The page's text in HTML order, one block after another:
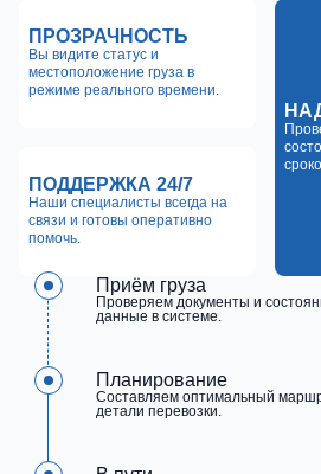
ПРОЗРАЧНОСТЬ
Вы видите статус и
местоположение груза в
режиме реального времени.
ПОДДЕРЖКА 24/7
Наши специалисты всегда на
связи и готовы оперативно
помочь.
Приём груза
Проверяем документы и
данные в системе.
Планирование
Составляем оптимальный
детали перевозки.